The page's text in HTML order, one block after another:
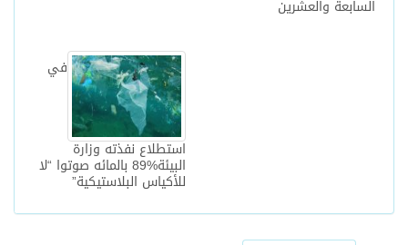
السابعة والعشرين
في
استطلاع نفذته وزارة
البيئة%89 بالمائه صوتوا “لا
للأكياس البلاستيكية”